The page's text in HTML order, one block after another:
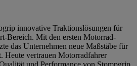
innovative Traktionslösungen für
Bereich. Mit den ersten Motorrad-
das Unternehmen neue Maßstäbe für
Heute vertrauen Motorradfahrer